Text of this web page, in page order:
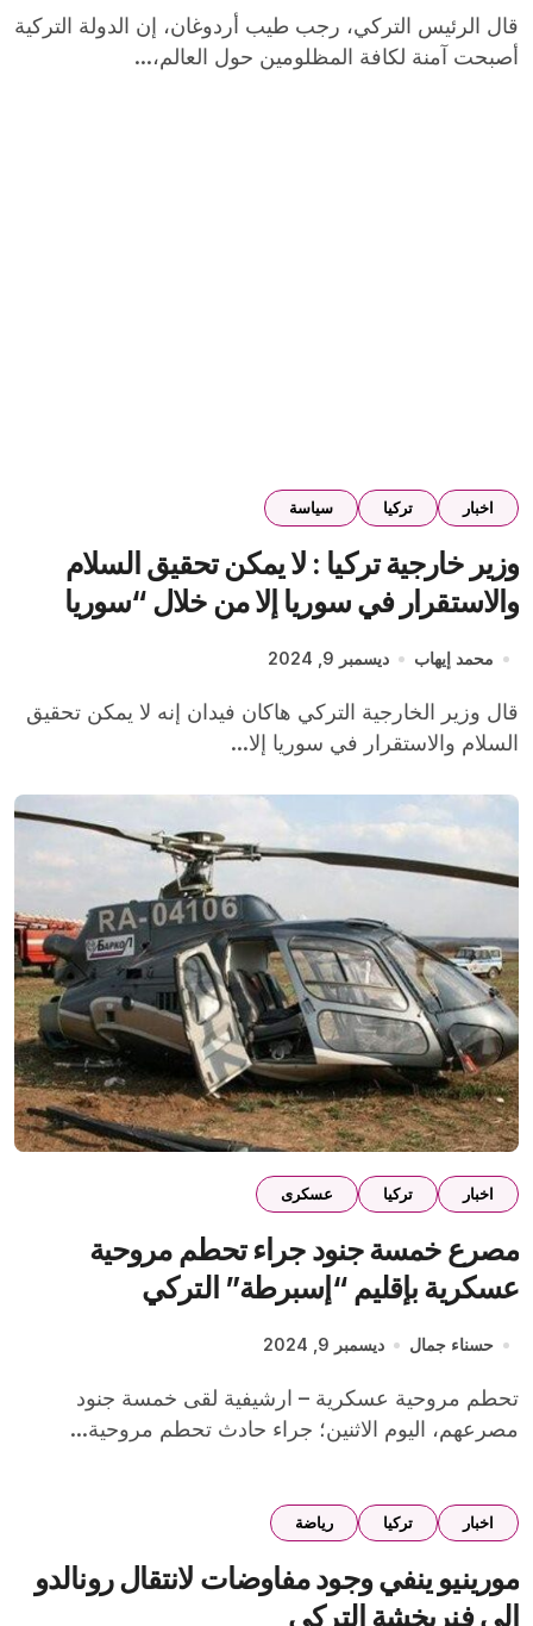
قال الرئيس التركي، رجب طيب أردوغان، إن الدولة التركية
أصبحت آمنة لكافة المظلومين حول العالم،...
اخبار تركيا سياسة
وزير خارجية تركيا : لا يمكن تحقيق السلام
والاستقرار في سوريا إلا من خلال “سوريا
محمد إيهاب ديسمبر 9, 2024
قال وزير الخارجية التركي هاكان فيدان إنه لا يمكن تحقيق
السلام والاستقرار في سوريا إلا...
اخبار تركيا عسكرى
مصرع خمسة جنود جراء تحطم مروحية
عسكرية بإقليم “إسبرطة” التركي
حسناء جمال ديسمبر 9, 2024
تحطم مروحية عسكرية – ارشيفية لقى خمسة جنود
مصرعهم، اليوم الاثنين؛ جراء حادث تحطم مروحية...
اخبار تركيا رياضة
مورينيو ينفي وجود مفاوضات لانتقال رونالدو
إلى فنربخشة التركي